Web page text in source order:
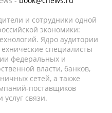
и сотрудники одной
экономики:
Ядро аудитории
специалисты
федеральных и
власти, банков,
сетей, а также
поставщиков
связи.